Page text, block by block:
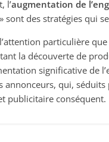
l’augmentation de
sont des stratégies qui
particulière
la découverte de
significative de
qui,
publicitaire conséquent.